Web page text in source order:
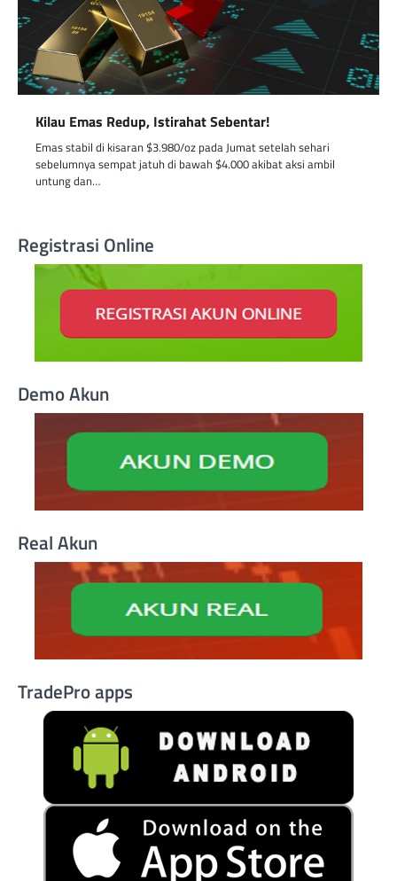
Kilau Emas Redup, Istirahat Sebentar!
Emas stabil di kisaran $3.980/oz pada Jumat setelah sehari
sebelumnya sempat jatuh di bawah $4.000 akibat aksi ambil
untung dan…
Registrasi Online
Demo Akun
Real Akun
TradePro apps